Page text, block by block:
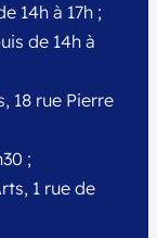
14h à 17h ;
de 14h à
18 rue Pierre
;
1 rue de